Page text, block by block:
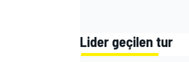
Lider geçilen tur